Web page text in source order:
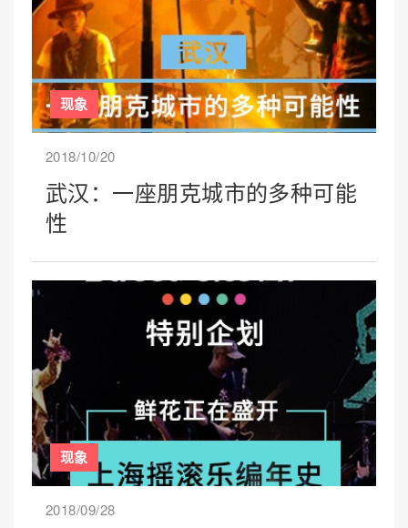
现象
2018/10/20
武汉：一座朋克城市的多种可能
性
现象
2018/09/28